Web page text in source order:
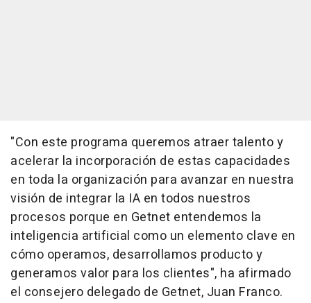
"Con este programa queremos atraer talento y
acelerar la incorporación de estas capacidades
en toda la organización para avanzar en nuestra
visión de integrar la IA en todos nuestros
procesos porque en Getnet entendemos la
inteligencia artificial como un elemento clave en
cómo operamos, desarrollamos producto y
generamos valor para los clientes", ha afirmado
el consejero delegado de Getnet, Juan Franco.